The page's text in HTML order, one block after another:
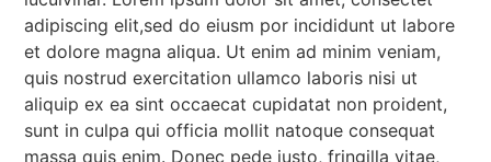
adipiscing elit,sed do eiusm por incididunt ut labore
et dolore magna aliqua. Ut enim ad minim veniam,
quis nostrud exercitation ullamco laboris nisi ut
aliquip ex ea sint occaecat cupidatat non proident,
sunt in culpa qui officia mollit natoque consequat
massa quis enim. Donec pede justo, fringilla vitae,